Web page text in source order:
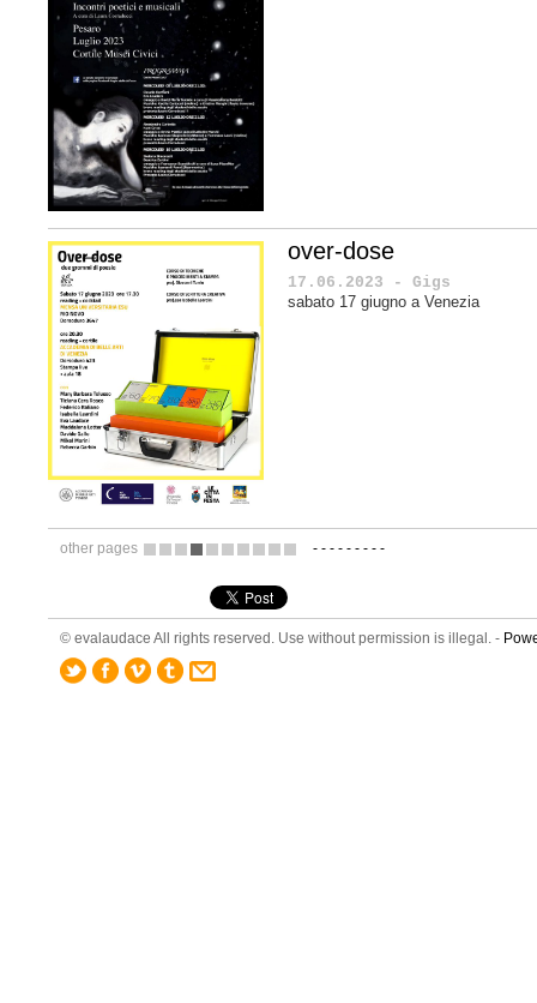
over-dose
17.06.2023 - Gigs
sabato 17 giugno a Venezia
other pages - - - - - - - - -
© evalaudace All rights reserved. Use without permission is illegal. -